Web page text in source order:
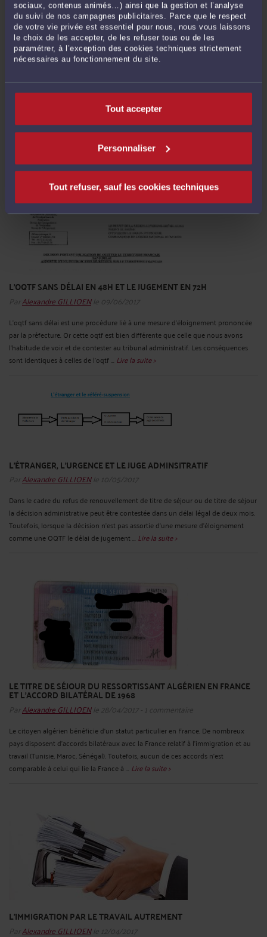
sociaux, contenus animés…) ainsi que la gestion et l’analyse
du suivi de nos campagnes publicitaires. Parce que le respect
de votre vie privée est essentiel pour nous, nous vous laissons
le choix de les accepter, de les refuser tous ou de les
paramétrer, à l’exception des cookies techniques strictement
nécessaires au fonctionnement du site.
Tout accepter
Personnaliser
Tout refuser, sauf les cookies techniques
LE REGROUPEMENT FAMILIAL POUR LES ENFANTS MINEURS
ParAlexandre GILLIOENle 21/06/2017 - 4 commentaires
lequel il est marié (regroupement familial conjoint) ou pour ses enfants mineurs
qui seraient encore dans le pays d’origine (regroupement familial enfant). Les ...
L'OQTF SANS DÉLAI EN 48H ET LE JUGEMENT EN 72H
ParAlexandre GILLIOENle 09/06/2017
L’oqtf sans délai est une procédure lié à une mesure d’éloignement prononcée
par la préfecture. Or cette oqtf est bien différente que celle que nous avons
l’habitude de voir et de contester au tribunal administratif. Les conséquences
sont identiques à celles de l’oqtf ... Lire la suite >
L'ÉTRANGER, L'URGENCE ET LE JUGE ADMINSITRATIF
ParAlexandre GILLIOENle 10/05/2017
Dans le cadre du refus de renouvellement de titre de séjour ou de titre de séjour
la décision administrative peut être contestée dans un délai légal de deux mois.
Toutefois, lorsque la décision n’est pas assortie d’une mesure d’éloignement
comme une OQTF le délai de jugement ... Lire la suite >
LE TITRE DE SÉJOUR DU RESSORTISSANT ALGÉRIEN EN FRANCE
ET L'ACCORD BILATÉRAL DE 1968
ParAlexandre GILLIOENle 28/04/2017 - 1 commentaire
Le citoyen algérien bénéficie d’un statut particulier en France. De nombreux
pays disposent d’accords bilatéraux avec la France relatif à l’immigration et au
travail (Tunisie, Maroc, Sénégal). Toutefois, aucun de ces accords n’est
comparable à celui qui lie la France à ... Lire la suite >
L'IMMIGRATION PAR LE TRAVAIL AUTREMENT
ParAlexandre GILLIOENle 12/04/2017